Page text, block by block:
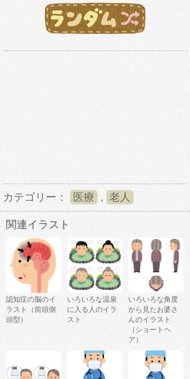
カテゴリー： 医療 , 老人
関連イラスト
認知症の脳のイ
ラスト（前頭側
頭型）
いろいろな温泉
に入る人のイラ
スト
いろいろな角度
から見たお婆さ
んのイラスト
（ショートヘ
ア）